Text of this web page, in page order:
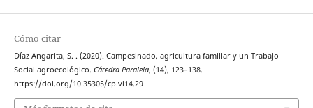
Cómo citar
Díaz Angarita, S. . (2020). Campesinado, agricultura familiar y un Trabajo
Social agroecológico. Cátedra Paralela, (14), 123–138.
https://doi.org/10.35305/cp.vi14.29